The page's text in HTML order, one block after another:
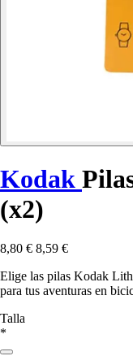
Kodak
(x2)
8,80 € 8,59 €
Elige las pilas Kodak
para tus aventuras en
Talla
*